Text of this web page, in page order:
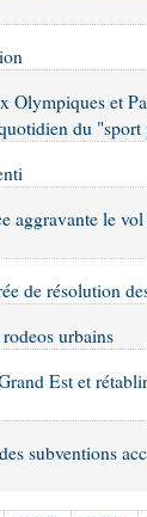
et
du
aggravante le
de résolution
urbains
Est et
subventions